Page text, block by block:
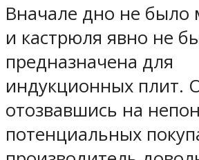
Вначале дно не было
и кастрюля явно не
предназначена для
индукционных плит.
отозвавшись на
потенциальных